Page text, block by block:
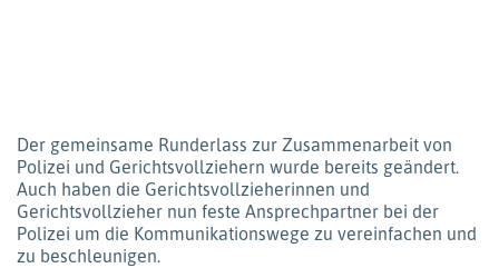
Der gemeinsame Runderlass zur Zusammenarbeit von
Polizei und Gerichtsvollziehern wurde bereits geändert.
Auch haben die Gerichtsvollzieherinnen und
Gerichtsvollzieher nun feste Ansprechpartner bei der
Polizei um die Kommunikationswege zu vereinfachen und
zu beschleunigen.